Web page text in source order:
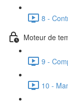
8 -
Moteur de
9 -
10 -